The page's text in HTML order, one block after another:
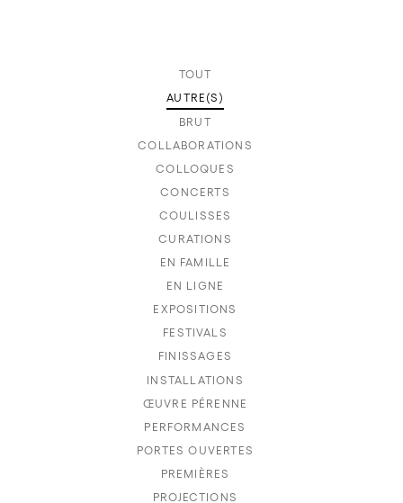
TOUT
AUTRE(S)
BRUT
COLLABORATIONS
COLLOQUES
CONCERTS
COULISSES
CURATIONS
EN FAMILLE
EN LIGNE
EXPOSITIONS
FESTIVALS
FINISSAGES
INSTALLATIONS
ŒUVRE PÉRENNE
PERFORMANCES
PORTES OUVERTES
PREMIÈRES
PROJECTIONS